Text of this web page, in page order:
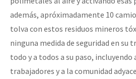
además, apróximadamente 10
tolva con estos residuos mineros
ninguna medida de seguridad en su
todo y a todos a su paso, incluyendo
trabajadores y a la comunidad